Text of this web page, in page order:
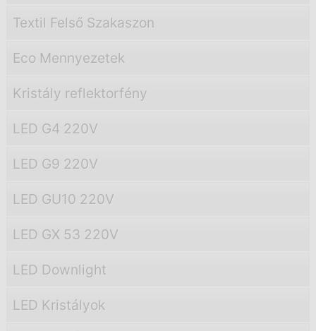
Textil Felső Szakaszon
Eco Mennyezetek
Kristály reflektorfény
LED G4 220V
LED G9 220V
LED GU10 220V
LED GX 53 220V
LED Downlight
LED Kristályok